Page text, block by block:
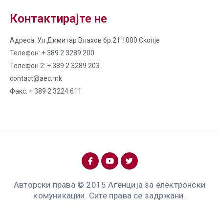
Контактирајте не
Адреса: Ул.Димитар Влахов бр.21 1000 Скопје
Телефон: + 389 2 3289 200
Телефон 2: + 389 2 3289 203
contact@aec.mk
Факс: + 389 2 3224 611
Авторски права © 2015 Агенција за електронски
комуникации. Сите права се задржани.